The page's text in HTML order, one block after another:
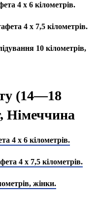
4 х 6 кілометрів.
4 х 7,5 кілометрів.
10 кілометрів,
(14—18
Німеччина
4 х 6 кілометрів.
4 х 7,5 кілометрів.
жінки.